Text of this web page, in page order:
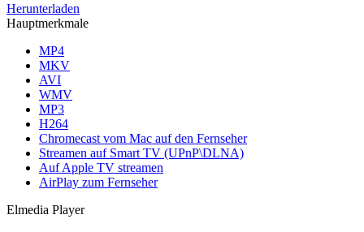
Herunterladen
Hauptmerkmale
MP4
MKV
AVI
WMV
MP3
H264
Chromecast vom Mac auf den Fernseher
Streamen auf Smart TV (UPnP\DLNA)
Auf Apple TV streamen
AirPlay zum Fernseher
Elmedia Player